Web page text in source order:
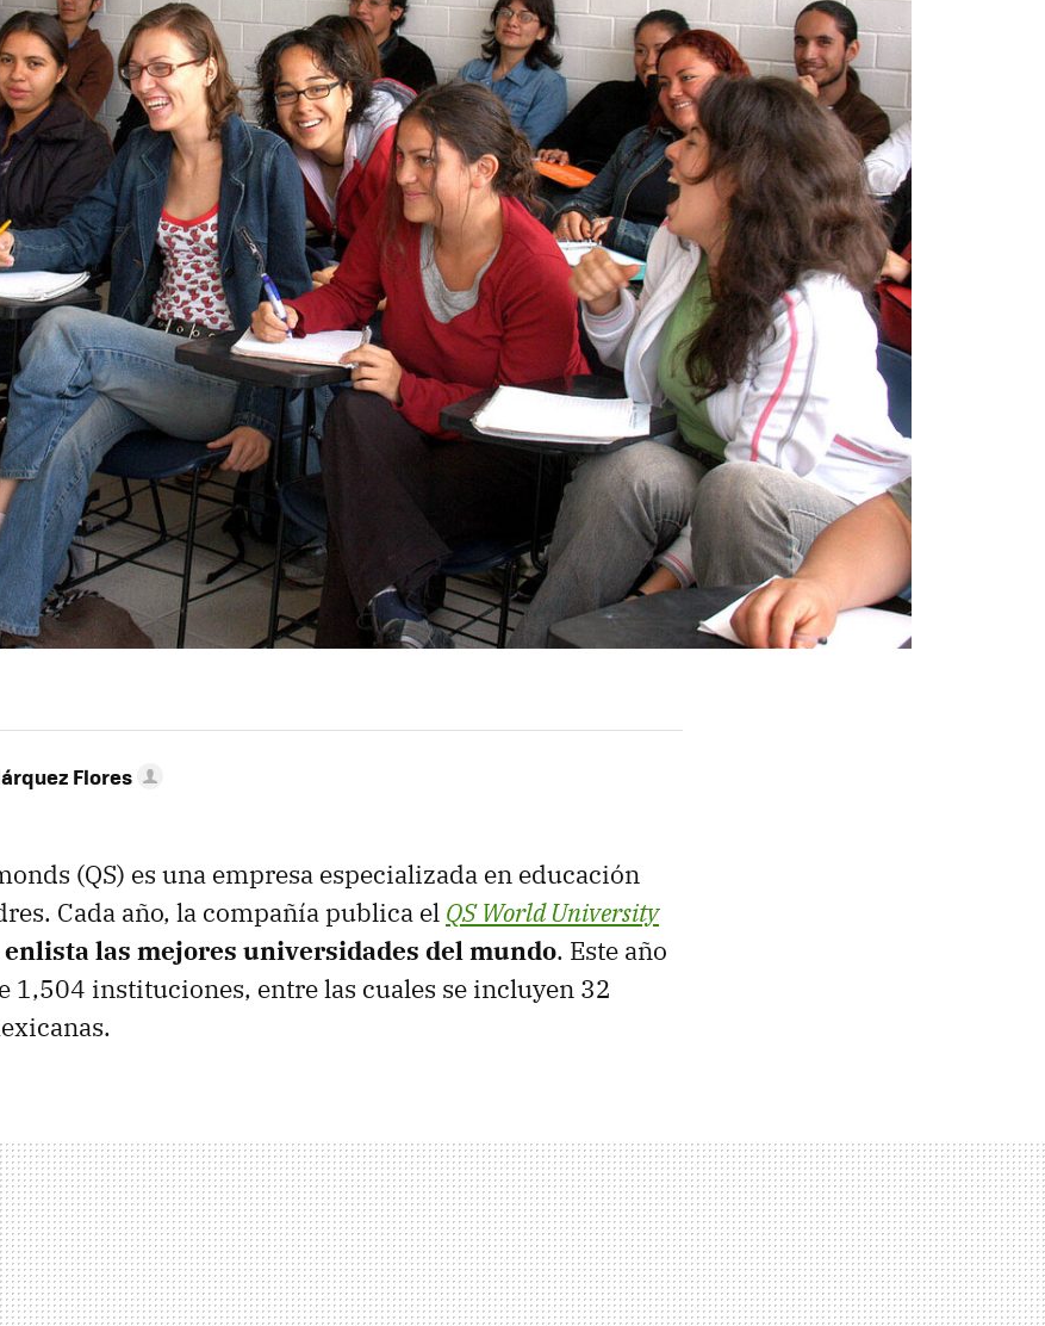
Flores
(QS) es una empresa especializada en educación
Cada año, la compañía publica el QS World University
las mejores universidades del mundo. Este año
1,504 instituciones, entre las cuales se incluyen 32